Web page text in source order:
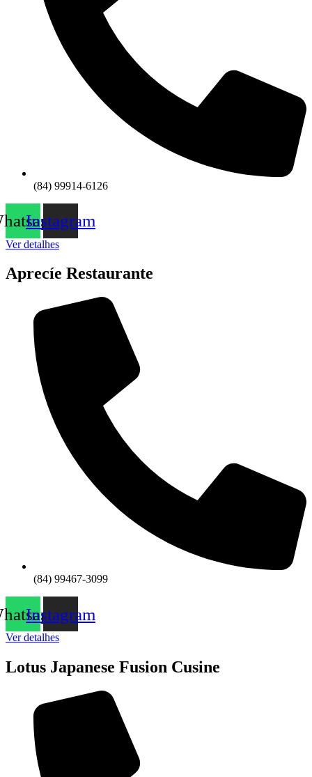
(84) 99914-6126
Instagram
Ver detalhes
Aprecíe Restaurante
(84) 99467-3099
Instagram
Ver detalhes
Lotus Japanese Fusion Cusine